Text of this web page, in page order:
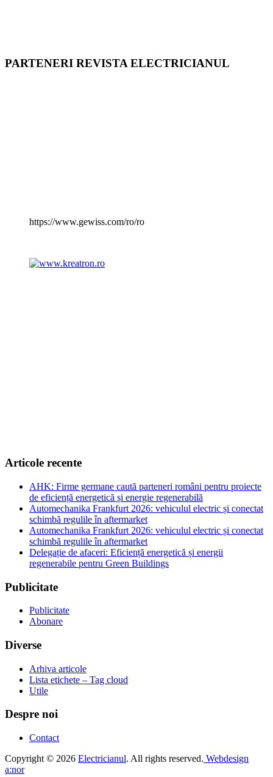
PARTENERI REVISTA ELECTRICIANUL
https://www.gewiss.com/ro/ro
Articole recente
AHK: Firme germane caută parteneri români pentru proiecte
de eficiență energetică și energie regenerabilă
Automechanika Frankfurt 2026: vehiculul electric și conectat
schimbă regulile în aftermarket
Automechanika Frankfurt 2026: vehiculul electric și conectat
schimbă regulile în aftermarket
Delegație de afaceri: Eficiență energetică și energii
regenerabile pentru Green Buildings
Publicitate
Publicitate
Abonare
Diverse
Arhiva articole
Lista etichete – Tag cloud
Utile
Despre noi
Contact
Copyright © 2026 Electricianul. All rights reserved. Webdesign
a:nor